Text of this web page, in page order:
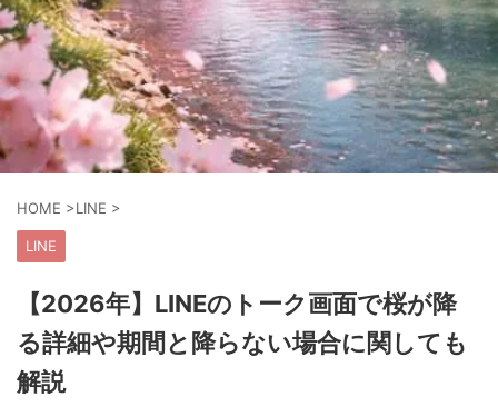
HOME >LINE >
LINE
【2026年】LINEのトーク画面で桜が降
る詳細や期間と降らない場合に関しても
解説